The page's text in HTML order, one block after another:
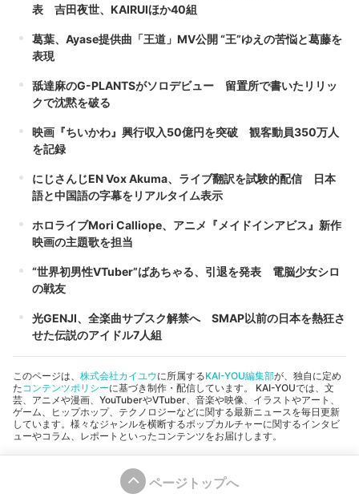
表 吉田夜世、KAIRUIほか40組
葛葉、Ayase提供曲「王道」MV公開 “王”ゆえの苦悩と葛藤を
表現
舐達麻のG-PLANTSがソロデビュー 留置所で書いたリリッ
クで沈黙を破る
映画『ちいかわ』興行収入50億円を突破 観客動員350万人
を記録
にじさんじEN Vox Akuma、ライブ翻訳を試験的配信 日本
語と中国語の字幕をリアルタイム表示
ホロライブMori Calliope、アニメ『メイドインアビス』新作
映画の主題歌を担当
“世界初男性VTuber”ばあちゃる、引退を発表 電脳少女シロ
の戦友
光GENJI、全楽曲サブスク解禁へ SMAP以前の日本を熱狂さ
せた伝説のアイドル7人組
このページは、 株式会社カイユウに所属するKAI-YOU編集部が、独自に定め
た コンテンツポリシーに基づき制作・配信しています。 KAI-YOUでは、文
芸、アニメや漫画、YouTuberやVTuber、音楽や映像、イラストやアート、
ゲーム、ヒップホップ、テクノロジーなどに関する最新ニュースを毎日更新
しています。様々なジャンルを横断するポップカルチャーに関するインタビ
ューやコラム、レポートといったコンテンツをお届けします。
ページトップへ